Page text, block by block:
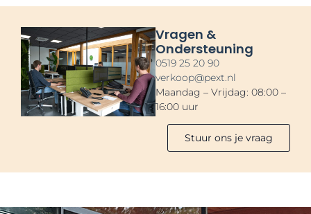
Vragen &
Ondersteuning
0519 25 20 90
verkoop@pext.nl
Maandag – Vrijdag: 08:00 –
16:00 uur
Stuur ons je vraag